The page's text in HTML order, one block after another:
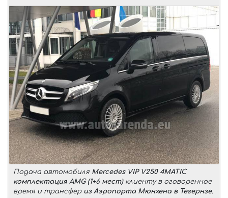
Подача автомобиля Mercedes VIP V250 4MATIC
комплектация AMG (1+6 мест)клиенту в оговоренное
время и трансфер из Аэропорта Мюнхена в Тегернзе.